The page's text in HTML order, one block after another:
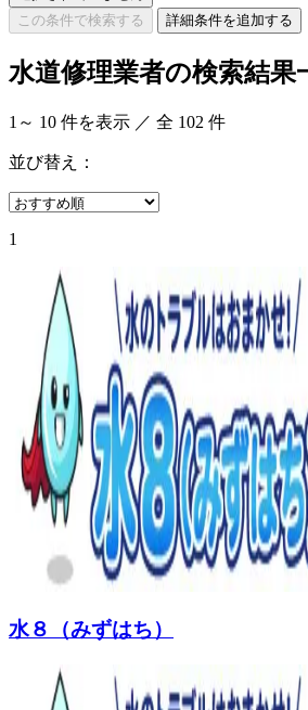
この条件で検索する
詳細条件を追加する
水道修理業者の検索結果
1 ～ 10 件を表示 ／ 全 102 件
並び替え：
1
水８（みずはち）